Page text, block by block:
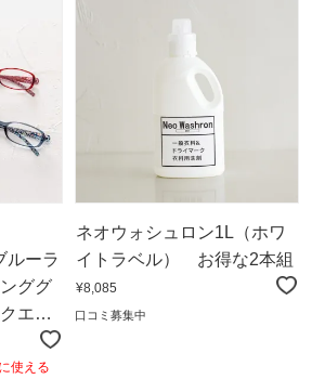
ルーラ
ググ
エア
使える
ネオウォシュロン1L（ホワ
イトラベル） お得な2本組
¥8,085
口コミ募集中